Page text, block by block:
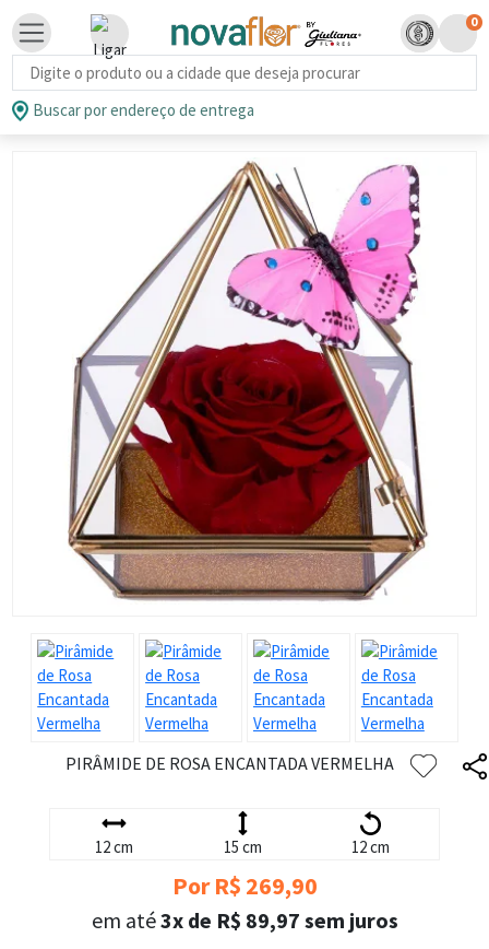
Busca de produtos
0
Buscar por endereço de entrega
PIRÂMIDE DE ROSA ENCANTADA VERMELHA
12 cm 15 cm 12 cm
Por R$ 269,90
em até3x de R$ 89,97 sem juros